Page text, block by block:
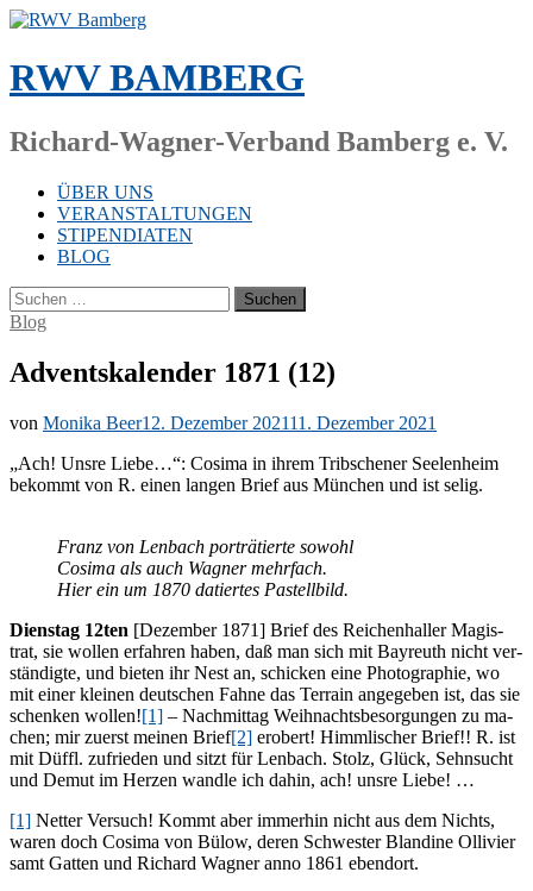
Zum
springen
RWV BAMBERG
Richard-Wagner-Verband Bamberg e. V.
ÜBER UNS
VERANSTALTUNGEN
STIPENDIATEN
BLOG
Suchen
nach:
Blog
Adventskalender 1871 (12)
von Monika Beer12. Dezember 202111. Dezember 2021
„Ach! Uns­re Lie­be…“: Co­si­ma in ih­rem Trib­sche­ner See­len­heim
be­kommt von R. ei­nen lan­gen Brief aus Mün­chen und ist selig.
Franz von Len­bach por­trä­tier­te so­wohl
Co­si­ma als auch Wag­ner mehr­fach.
Hier ein um 1870 da­tier­tes Pastellbild.
Diens­tag 12ten [De­zem­ber 1871] Brief des Rei­chen­hal­ler Ma­gis­
trat, sie wol­len er­fah­ren ha­ben, daß man sich mit Bay­reuth nicht ver­
stän­dig­te, und bie­ten ihr Nest an, schi­cken eine Pho­to­gra­phie, wo
mit ei­ner klei­nen deut­schen Fah­ne das Ter­rain an­ge­ge­ben ist, das sie
schen­ken wol­len![1] – Nach­mit­tag Weih­nachts­be­sor­gun­gen zu ma­
chen; mir zu­erst mei­nen Brief[2] er­obert! Himm­li­scher Brief!! R. ist
mit Düffl. zu­frie­den und sitzt für Len­bach. Stolz, Glück, Sehn­sucht
und De­mut im Her­zen wand­le ich da­hin, ach! uns­re Liebe! …
[1] Net­ter Ver­such! Kommt aber im­mer­hin nicht aus dem Nichts,
wa­ren doch Co­si­ma von Bülow, de­ren Schwes­ter Blan­di­ne Ol­li­vi­er
samt Gat­ten und Ri­chard Wag­ner anno 1861 ebendort.